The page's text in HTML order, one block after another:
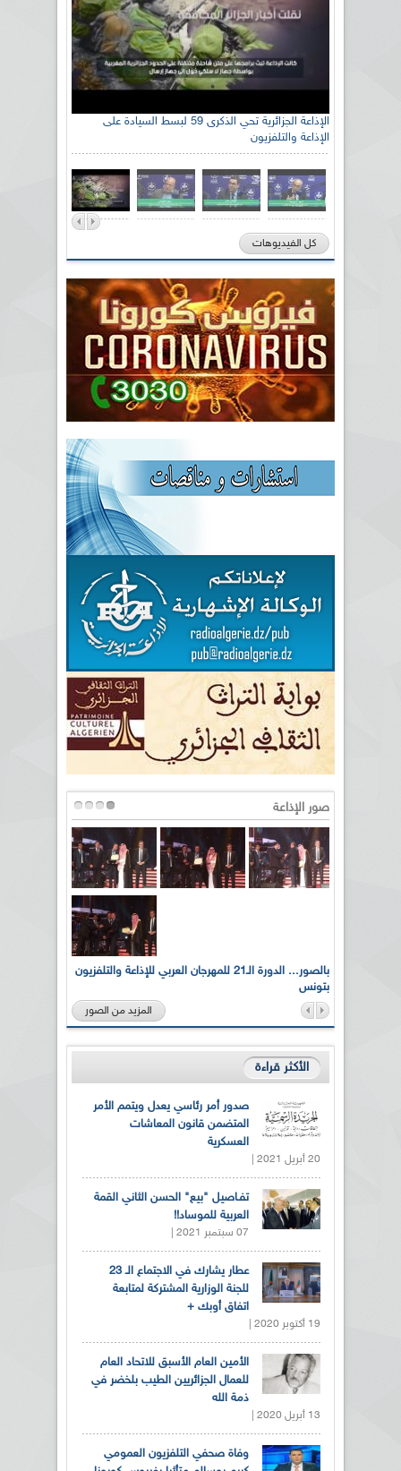
الإذاعة الجزائرية تحي الذكرى 59 لبسط السيادة على
الإذاعة والتلفزيون
كل الفيديوهات
صور الإذاعة
بالصور... الدورة الـ21 للمهرجان العربي للإذاعة والتلفزيون
بتونس
المزيد من الصور
الأكثر قراءة
صدور أمر رئاسي يعدل ويتمم الأمر
المتضمن قانون المعاشات
العسكرية
20 أبريل 2021 |
تفـاصيل "بيع" الحسن الثاني القمة
العربية للموساد!!
07 سبتمبر 2021 |
عطار يشارك في الاجتماع الـ 23
للجنة الوزارية المشتركة لمتابعة
اتفاق أوبك +
19 أكتوبر 2020 |
الأمين العام الأسبق للاتحاد العام
للعمال الجزائريين الطيب بلخضر في
ذمة الله
13 أبريل 2020 |
وفاة صحفي التلفزيون العمومي